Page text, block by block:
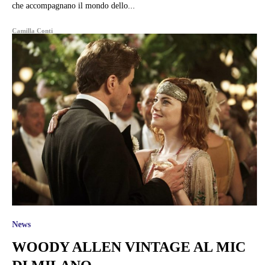
che accompagnano il mondo dello...
Camilla Conti
News
WOODY ALLEN VINTAGE AL MIC